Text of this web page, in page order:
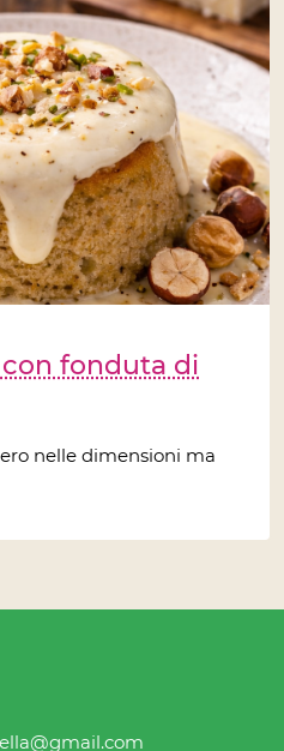
fonduta di
nelle dimensioni ma